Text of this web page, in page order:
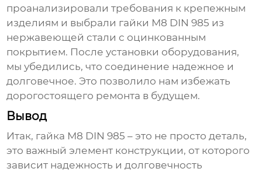
проанализировали требования к крепежным
изделиям и выбрали гайки М8 DIN 985 из
нержавеющей стали с оцинкованным
покрытием. После установки оборудования,
мы убедились, что соединение надежное и
долговечное. Это позволило нам избежать
дорогостоящего ремонта в будущем.
Вывод
Итак, гайка М8 DIN 985 – это не просто деталь,
это важный элемент конструкции, от которого
зависит надежность и долговечность